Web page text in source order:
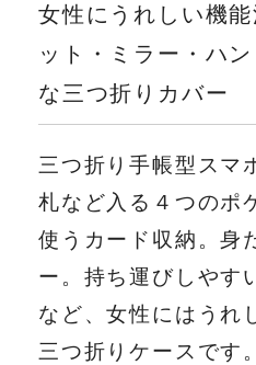
女性にうれしい機
ット・ミラー・ハ
な三つ折りカバー
三つ折り手帳型スマ
札など入る４つのポ
使うカード収納。身
ー。持ち運びしやす
など、女性にはうれ
三つ折りケースです。